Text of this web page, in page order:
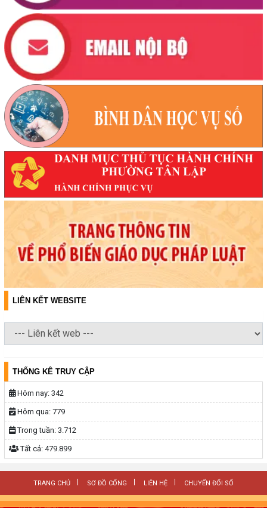
LIÊN KẾT WEBSITE
THỐNG KÊ TRUY CẬP
Hôm nay: 342
Hôm qua: 779
Trong tuần: 3.712
Tất cả: 479.899
TRANG CHỦ SƠ ĐỒ CỔNG LIÊN HỆ CHUYỂN ĐỔI SỐ